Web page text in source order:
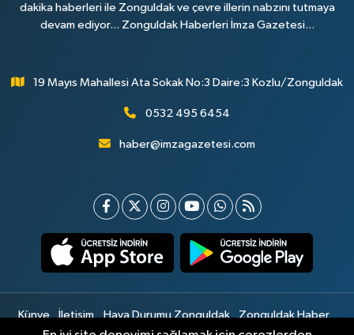
dakika haberleri ile Zonguldak ve çevre illerin nabzını tutmaya
devam ediyor... Zonguldak Haberleri İmza Gazetesi...
19 Mayıs Mahallesi Ata Sokak No:3 Daire:3 Kozlu/Zonguldak
0532 495 6454
haber@imzagazetesi.com
Künye İletişim Hava Durumu Zonguldak
Zonguldak Haber
Gizlilik Sözleşmesi
Hizmet Şartları Sitemap